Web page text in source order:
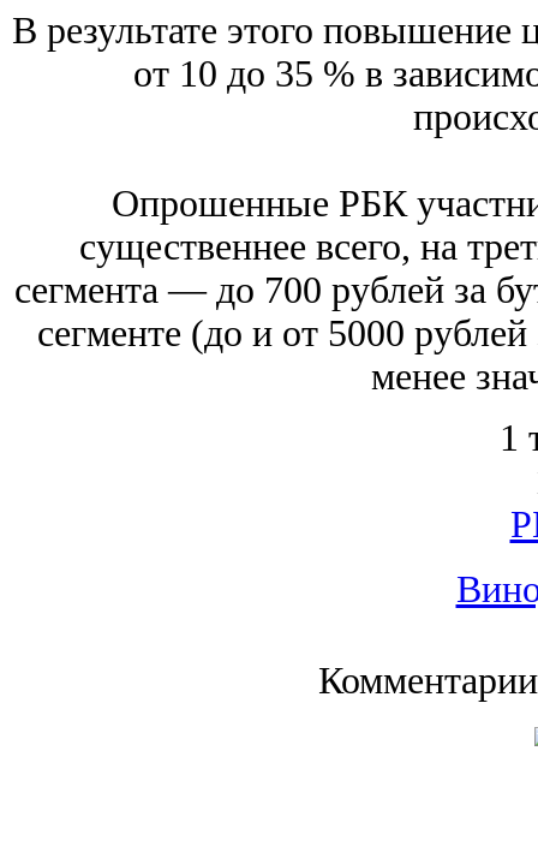
В результате этого повышение
от 10 до 35 % в
Опрошенные РБК
существеннее всего, на
сегмента — до 700 рублей за
сегменте (до и от 5000
менее
1